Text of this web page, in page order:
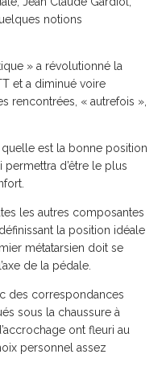
notions
» a révolutionné la
et a diminué voire
rencontrées, « autrefois »,
est la bonne position
d’être le plus
les autres composantes
la position idéale
métatarsien doit se
de la pédale.
des correspondances
sous la chaussure à
ont fleuri au
personnel assez